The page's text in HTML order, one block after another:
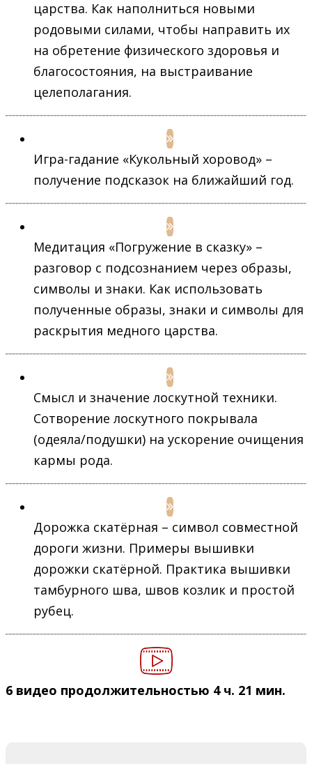
царства. Как наполниться новыми
родовыми силами, чтобы направить их
на обретение физического здоровья и
благосостояния, на выстраивание
целеполагания.
Игра-гадание «Кукольный хоровод» –
получение подсказок на ближайший год.
Медитация «Погружение в сказку» –
разговор с подсознанием через образы,
символы и знаки. Как использовать
полученные образы, знаки и символы для
раскрытия медного царства.
Смысл и значение лоскутной техники.
Сотворение лоскутного покрывала
(одеяла/подушки) на ускорение очищения
кармы рода.
Дорожка скатёрная – символ совместной
дороги жизни. Примеры вышивки
дорожки скатёрной. Практика вышивки
тамбурного шва, швов козлик и простой
рубец.
6 видео продолжительностью 4 ч. 21 мин.